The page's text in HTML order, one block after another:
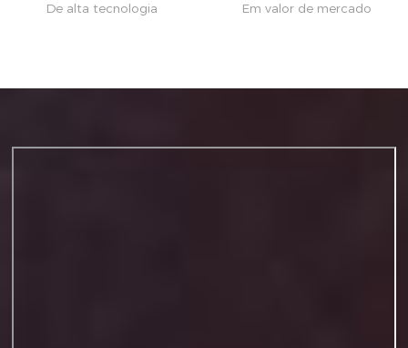
De alta tecnologia Em valor de mercado